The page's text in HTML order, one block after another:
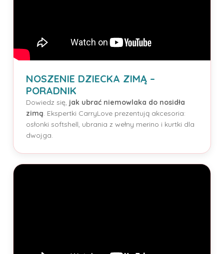
NOSZENIE DZIECKA ZIMĄ –
PORADNIK
Dowiedz się, jak ubrać niemowlaka do nosidła
zimą. Ekspertki CarryLove prezentują akcesoria:
osłonki softshell, ubrania z wełny merino i kurtki dla
dwojga.